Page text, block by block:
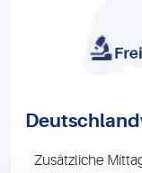
Zusätzliche